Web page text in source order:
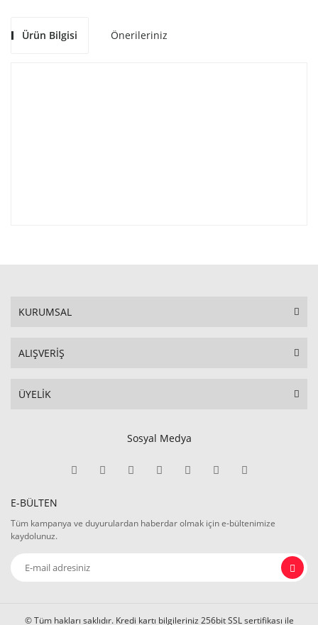
Ürün Bilgisi Önerileriniz
KURUMSAL
ALIŞVERİŞ
ÜYELİK
Sosyal Medya
E-BÜLTEN
Tüm kampanya ve duyurulardan haberdar olmak için e-bültenimize
kaydolunuz.
© Tüm hakları saklıdır. Kredi kartı bilgileriniz 256bit SSL sertifikası ile